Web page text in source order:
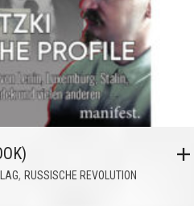
, RUSSISCHE REVOLUTION